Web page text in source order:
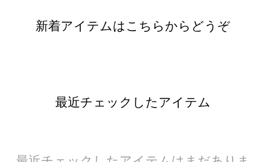
新着アイテムはこちらからどうぞ
最近チェックしたアイテム